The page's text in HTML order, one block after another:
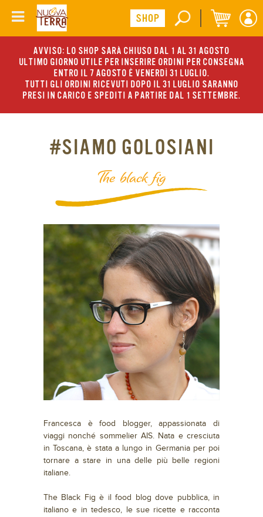
AVVISO: LO SHOP SARÀ CHIUSO DAL 1 AL 31 AGOSTO
ULTIMO GIORNO UTILE PER INSERIRE ORDINI PER CONSEGNA
ENTRO IL 7 AGOSTO È VENERDÌ 31 LUGLIO.
TUTTI GLI ORDINI RICEVUTI DOPO IL 31 LUGLIO SARANNO
PRESI IN CARICO E SPEDITI A PARTIRE DAL 1 SETTEMBRE.
#SIAMO GOLOSIANI
The black fig
Francesca è food blogger, appassionata di
viaggi nonché sommelier AIS. Nata e cresciuta
in Toscana, è stata a lungo in Germania per poi
tornare a stare in una delle più belle regioni
italiane.
The Black Fig è il food blog dove pubblica, in
italiano e in tedesco, le sue ricette e racconta